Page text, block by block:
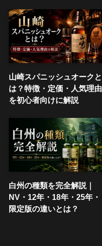
山崎スパニッシュオークと
は？特徴・定価・人気理由
を初心者向けに解説
白州の種類を完全解説｜
NV・12年・18年・25年・
限定版の違いとは？